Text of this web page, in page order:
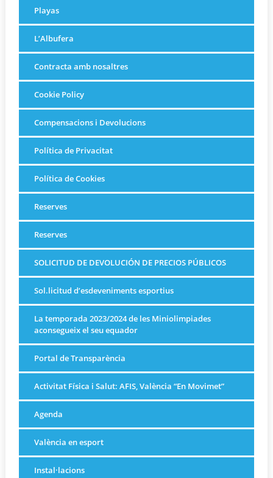
Playas
L’Albufera
Contracta amb nosaltres
Cookie Policy
Compensacions i Devolucions
Política de Privacitat
Política de Cookies
Reserves
Reserves
SOLICITUD DE DEVOLUCIÓN DE PRECIOS PÚBLICOS
Sol.licitud d’esdeveniments esportius
La temporada 2023/2024 de les Miniolimpiades
aconsegueix el seu equador
Portal de Transparència
Activitat Física i Salut: AFIS, València “En Movimet”
Agenda
València en esport
Instal·lacions